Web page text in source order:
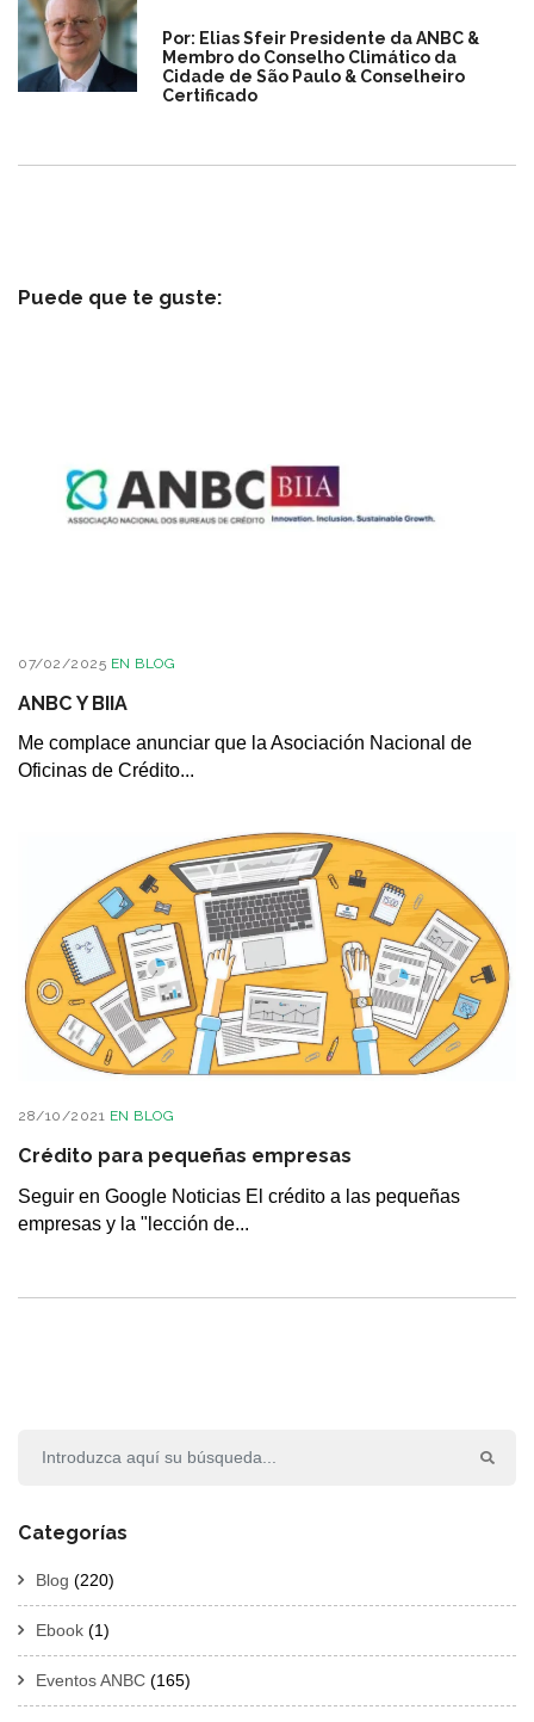
Por: Elias Sfeir Presidente da ANBC &
Membro do Conselho Climático da
Cidade de São Paulo & Conselheiro
Certificado
Puede que te guste:
07/02/2025 EN BLOG
ANBC Y BIIA
Me complace anunciar que la Asociación Nacional de
Oficinas de Crédito...
28/10/2021 EN BLOG
Crédito para pequeñas empresas
Seguir en Google Noticias El crédito a las pequeñas
empresas y la "lección de...
Categorías
Blog (220)
Ebook (1)
Eventos ANBC (165)